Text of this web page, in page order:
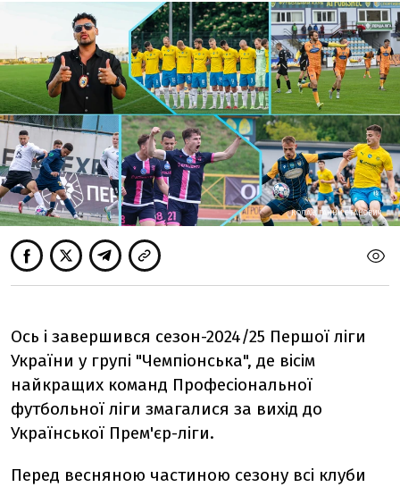
КОЛАЖ ГАННИ СТАНОВИЧ
Ось і завершився сезон-2024/25 Першої ліги
України у групі "Чемпіонська", де вісім
найкращих команд Професіональної
футбольної ліги змагалися за вихід до
Української Прем'єр-ліги.
Перед весняною частиною сезону всі клуби